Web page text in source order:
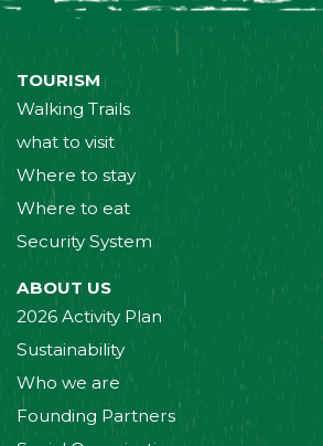
TOURISM
Walking Trails
what to visit
Where to stay
Where to eat
Security System
ABOUT US
2026 Activity Plan
Sustainability
Who we are
Founding Partners